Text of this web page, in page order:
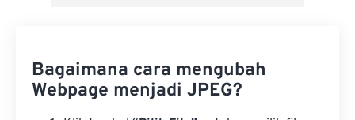
Bagaimana cara mengubah
Webpage menjadi JPEG?